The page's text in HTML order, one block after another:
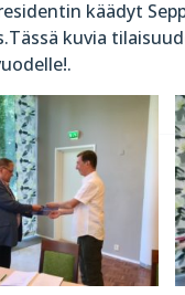
käädyt
kuvia